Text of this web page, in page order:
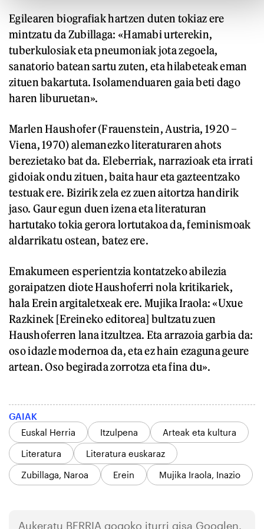
Egilearen biografiak hartzen duten tokiaz ere
mintzatu da Zubillaga: «Hamabi urterekin,
tuberkulosiak eta pneumoniak jota zegoela,
sanatorio batean sartu zuten, eta hilabeteak eman
zituen bakartuta. Isolamenduaren gaia beti dago
haren liburuetan».
Marlen Haushofer (Frauenstein, Austria, 1920 –
Viena, 1970) alemanezko literaturaren ahots
berezietako bat da. Eleberriak, narrazioak eta irrati
gidoiak ondu zituen, baita haur eta gazteentzako
testuak ere. Bizirik zela ez zuen aitortza handirik
jaso. Gaur egun duen izena eta literaturan
hartutako tokia gerora lortutakoa da, feminismoak
aldarrikatu ostean, batez ere.
Emakumeen esperientzia kontatzeko abilezia
goraipatzen diote Haushoferri nola kritikariek,
hala Erein argitaletxeak ere. Mujika Iraola: «Uxue
Razkinek [Ereineko editorea] bultzatu zuen
Haushoferren lana itzultzea. Eta arrazoia garbia da:
oso idazle modernoa da, eta ez hain ezaguna geure
artean. Oso begirada zorrotza eta fina du».
GAIAK
Euskal Herria
Itzulpena
Arteak eta kultura
Literatura
Literatura euskaraz
Zubillaga, Naroa
Erein Mujika Iraola, Inazio
Aukeratu BERRIA gogoko iturri gisa Googlen.